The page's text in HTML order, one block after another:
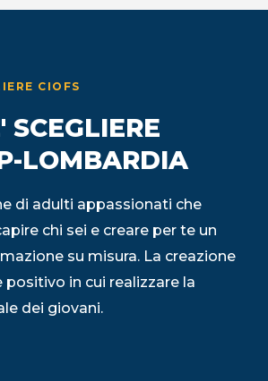
CIOFS
SCEGLIERE
LOMBARDIA
di adulti appassionati che
chi sei e creare per te un
su misura. La creazione
in cui realizzare la
dei giovani.